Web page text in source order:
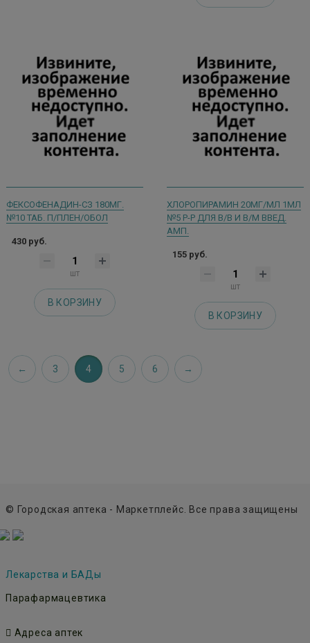
ФЕКСОФЕНАДИН-СЗ 180МГ.
№10 ТАБ. П/ПЛЕН/ОБОЛ
430 руб.
шт
В КОРЗИНУ
ХЛОРОПИРАМИН 20МГ/МЛ 1МЛ
№5 Р-Р ДЛЯ В/В И В/М ВВЕД.
АМП.
155 руб.
шт
В КОРЗИНУ
3 4 5 6
© Городская аптека - Маркетплейс. Все права защищены
Лекарства и БАДы
Парафармацевтика
Адреса аптек